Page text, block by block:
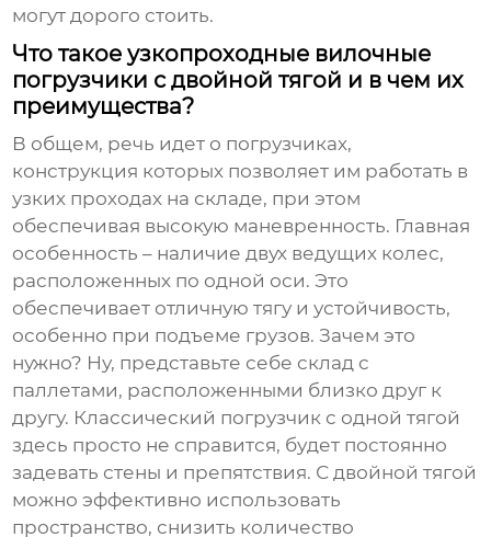
могут дорого стоить.
Что такое узкопроходные вилочные
погрузчики с двойной тягой и в чем их
преимущества?
В общем, речь идет о погрузчиках,
конструкция которых позволяет им работать в
узких проходах на складе, при этом
обеспечивая высокую маневренность. Главная
особенность – наличие двух ведущих колес,
расположенных по одной оси. Это
обеспечивает отличную тягу и устойчивость,
особенно при подъеме грузов. Зачем это
нужно? Ну, представьте себе склад с
паллетами, расположенными близко друг к
другу. Классический погрузчик с одной тягой
здесь просто не справится, будет постоянно
задевать стены и препятствия. С двойной тягой
можно эффективно использовать
пространство, снизить количество